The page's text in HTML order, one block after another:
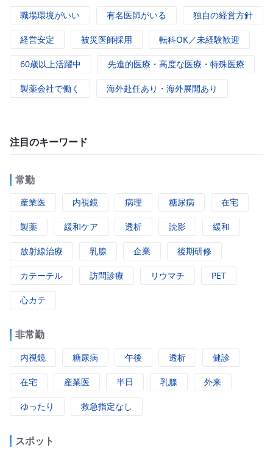
職場環境がいい 有名医師がいる 独自の経営方針
経営安定 被災医師採用 転科OK／未経験歓迎
60歳以上活躍中 先進的医療・高度な医療・特殊医療
製薬会社で働く 海外赴任あり・海外展開あり
注目のキーワード
常勤
産業医 内視鏡 病理 糖尿病 在宅
製薬 緩和ケア 透析 読影 緩和
放射線治療 乳腺 企業 後期研修
カテーテル 訪問診療 リウマチ PET
心カテ
非常勤
内視鏡 糖尿病 午後 透析 健診
在宅 産業医 半日 乳腺 外来
ゆったり 救急指定なし
スポット